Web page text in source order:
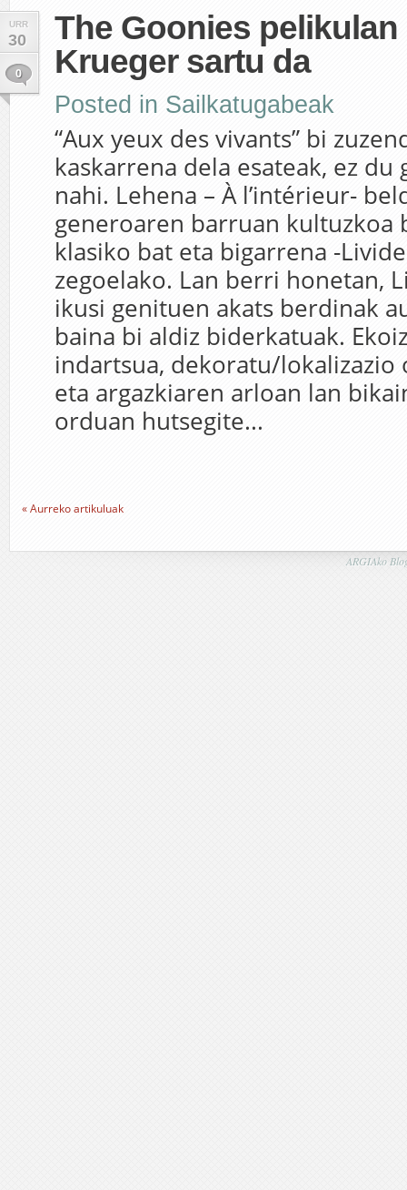
URR
30
0
The Goonies
Krueger sartu da
Posted in Sailkatugabeak
“Aux yeux des vivants” bi
kaskarrena dela esateak, ez du
nahi. Lehena – À l’intérieur-
generoaren barruan kultuzkoa
klasiko bat eta bigarrena -
zegoelako. Lan berri honetan,
ikusi genituen akats berdinak
baina bi aldiz biderkatuak.
indartsua, dekoratu/lokalizazio
eta argazkiaren arloan lan
orduan hutsegite...
« Aurreko artikuluak
ARGIAko